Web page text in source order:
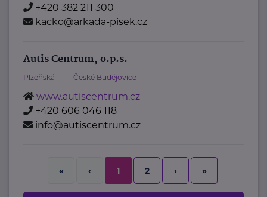
+420 382 211 300
kacko@arkada-pisek.cz
Autis Centrum, o.p.s.
Plzeňská České Budějovice
www.autiscentrum.cz
+420 606 046 118
info@autiscentrum.cz
« ‹ 1 2 › »